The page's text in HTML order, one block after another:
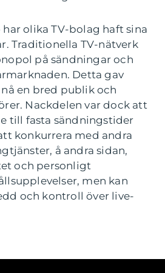
olika TV-bolag haft sina
Traditionella TV-nätverk
på sändningar och
Detta gav
en bred publik och
Nackdelen var dock att
till fasta sändningstider
konkurrera med andra
å andra sidan,
och personligt
men kan
och kontroll över live-